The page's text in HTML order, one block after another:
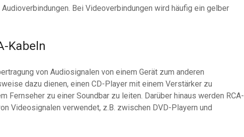
Bei Videoverbindungen wird häufig ein gelber
Kabeln
von Audiosignalen von einem Gerät zum anderen
dazu dienen, einen CD-Player mit einem Verstärker zu
Fernseher zu einer Soundbar zu leiten. Darüber hinaus werden RCA-
Videosignalen verwendet, z.B. zwischen DVD-Playern und